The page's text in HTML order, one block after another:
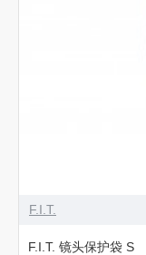
F.I.T.
F.I.T. 镜头保护袋 S